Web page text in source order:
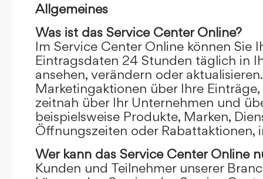
Allgemeines
Was ist das Service Center Online?
Im Service Center Online können Sie
Eintragsdaten 24 Stunden täglich in
ansehen, verändern oder
Marketingaktionen über Ihre
zeitnah über Ihr Unternehmen und
beispielsweise Produkte, Marken,
Öffnungszeiten oder Rabattaktionen,
Wer kann das Service Center Online
Kunden und Teilnehmer unserer